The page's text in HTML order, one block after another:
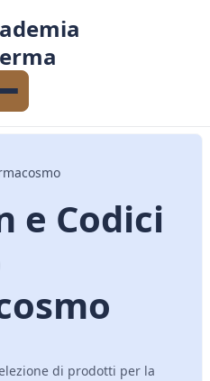
e Codici
di prodotti per la